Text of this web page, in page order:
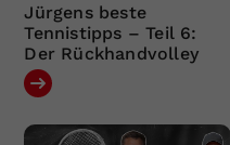
Jürgens beste
Tennistipps – Teil 6:
Der Rückhandvolley